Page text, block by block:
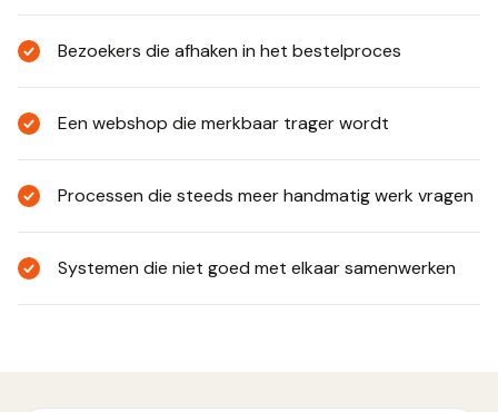
Bezoekers die afhaken in het bestelproces
Een webshop die merkbaar trager wordt
Processen die steeds meer handmatig werk vragen
Systemen die niet goed met elkaar samenwerken